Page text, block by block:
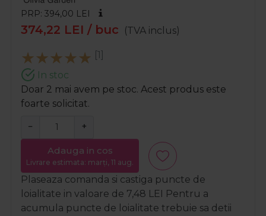
PRP: 394,00 LEI
374,22 LEI / buc (TVA inclus)
[1]
In stoc
Doar 2 mai avem pe stoc. Acest produs este
foarte solicitat.
− +
Adauga in cos
Livrare estimata: marți, 11 aug.
Plaseaza comanda si castiga puncte de
loialitate in valoare de 7,48 LEI Pentru a
acumula puncte de loialitate trebuie sa detii